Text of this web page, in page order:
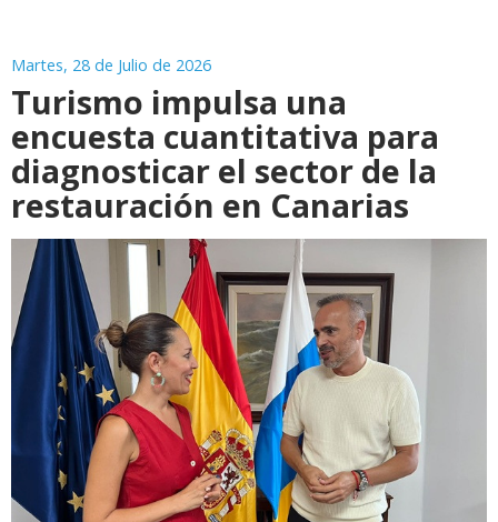
Martes, 28 de Julio de 2026
Turismo impulsa una
encuesta cuantitativa para
diagnosticar el sector de la
restauración en Canarias